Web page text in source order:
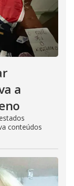
a
conteúdos